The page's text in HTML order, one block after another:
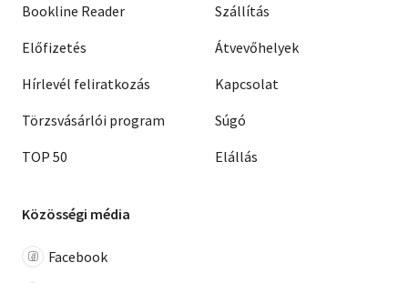
Bookline Reader
Előfizetés
Hírlevél feliratkozás
Törzsvásárlói program
TOP 50
Szállítás
Átvevőhelyek
Kapcsolat
Súgó
Elállás
Közösségi média
Facebook